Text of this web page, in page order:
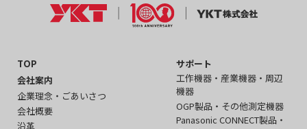
TOP
会社案内
企業理念・ごあいさつ
会社概要
沿革
サポート
工作機器・産業機器・周辺
機器
OGP製品・その他測定機器
Panasonic CONNECT製品・